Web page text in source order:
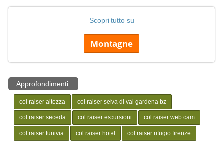
Scopri tutto su
Montagne
Approfondimenti:
col raiser altezza col raiser selva di val gardena bz
col raiser seceda col raiser escursioni col raiser web cam
col raiser funivia col raiser hotel col raiser rifugio firenze